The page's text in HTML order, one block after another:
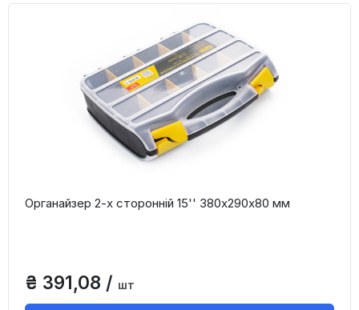
Органайзер 2-х сторонній 15'' 380х290х80 мм
₴ 391,08 / шт